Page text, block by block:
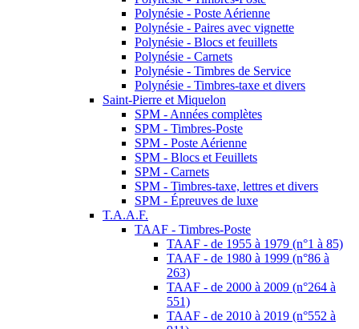
Polynésie - Poste Aérienne
Polynésie - Paires avec vignette
Polynésie - Blocs et feuillets
Polynésie - Carnets
Polynésie - Timbres de Service
Polynésie - Timbres-taxe et divers
Saint-Pierre et Miquelon
SPM - Années complètes
SPM - Timbres-Poste
SPM - Poste Aérienne
SPM - Blocs et Feuillets
SPM - Carnets
SPM - Timbres-taxe, lettres et divers
SPM - Épreuves de luxe
T.A.A.F.
TAAF - Timbres-Poste
TAAF - de 1955 à 1979 (n°1 à 85)
TAAF - de 1980 à 1999 (n°86 à
263)
TAAF - de 2000 à 2009 (n°264 à
551)
TAAF - de 2010 à 2019 (n°552 à